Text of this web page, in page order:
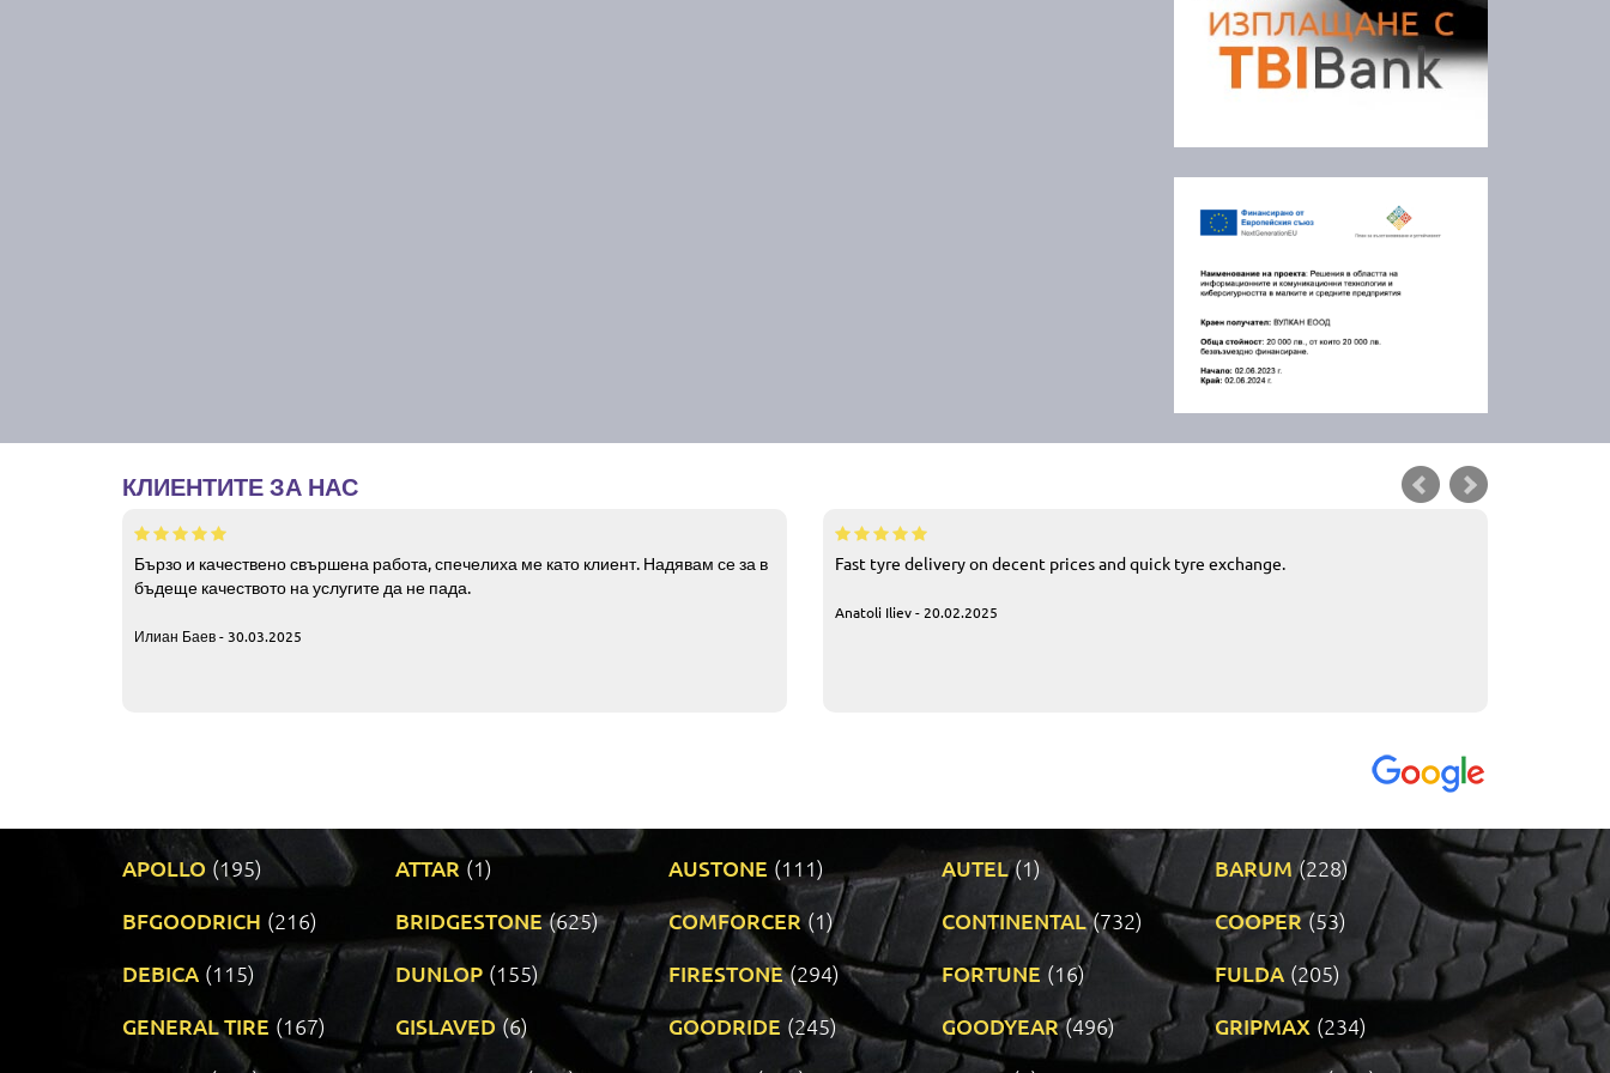
КЛИЕНТИТЕ ЗА НАС
Бързо и качествено свършена работа, спечелиха ме като клиент. Надявам се за в
бъдеще качеството на услугите да не пада.
Илиан Баев - 30.03.2025
Fast tyre delivery on decent prices and quick tyre exchange.
Anatoli Iliev - 20.02.2025
APOLLO (195) ATTAR (1) AUSTONE (111) AUTEL (1) BARUM (228)
BFGOODRICH (216) BRIDGESTONE (625) COMFORCER (1) CONTINENTAL (732) COOPER (53)
DEBICA (115) DUNLOP (155) FIRESTONE (294) FORTUNE (16) FULDA (205)
GENERAL TIRE (167) GISLAVED (6) GOODRIDE (245) GOODYEAR (496) GRIPMAX (234)